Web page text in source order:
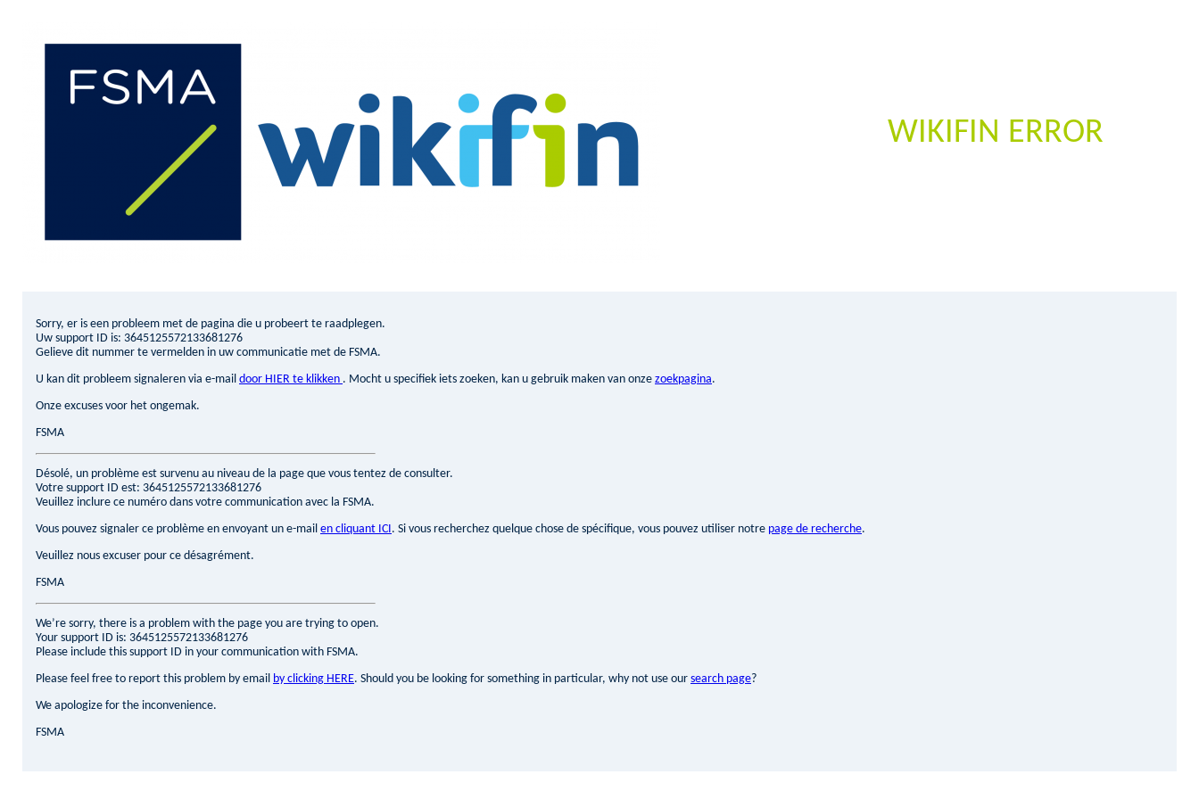
WIKIFIN ERROR
Sorry, er is een probleem met de pagina die u probeert te raadplegen.
Uw support ID is: 3645125572133681276
Gelieve dit nummer te vermelden in uw communicatie met de FSMA.
U kan dit probleem signaleren via e-mail door HIER te klikken . Mocht u specifiek iets zoeken, kan u gebruik maken van onze zoekpagina.
Onze excuses voor het ongemak.
FSMA
Désolé, un problème est survenu au niveau de la page que vous tentez de consulter.
Votre support ID est: 3645125572133681276
Veuillez inclure ce numéro dans votre communication avec la FSMA.
Vous pouvez signaler ce problème en envoyant un e-mail en cliquant ICI. Si vous recherchez quelque chose de spécifique, vous pouvez utiliser notre page de recherche.
Veuillez nous excuser pour ce désagrément.
FSMA
We’re sorry, there is a problem with the page you are trying to open.
Your support ID is: 3645125572133681276
Please include this support ID in your communication with FSMA.
Please feel free to report this problem by email by clicking HERE. Should you be looking for something in particular, why not use our search page?
We apologize for the inconvenience.
FSMA